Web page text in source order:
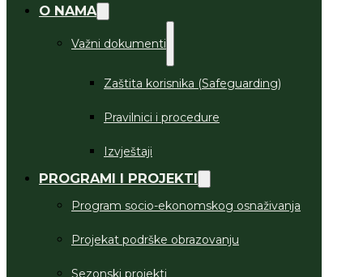
O NAMA
Važni dokumenti
Zaštita korisnika (Safeguarding)
Pravilnici i procedure
Izvještaji
PROGRAMI I PROJEKTI
Program socio-ekonomskog osnaživanja
Projekat podrške obrazovanju
Sezonski projekti